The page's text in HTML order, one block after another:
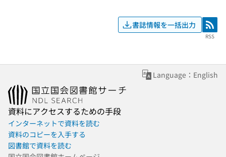
書誌情報を一括出力 RSS
RSS
Language：English
資料にアクセスするための手段
インターネットで資料を読む
資料のコピーを入手する
図書館で資料を読む